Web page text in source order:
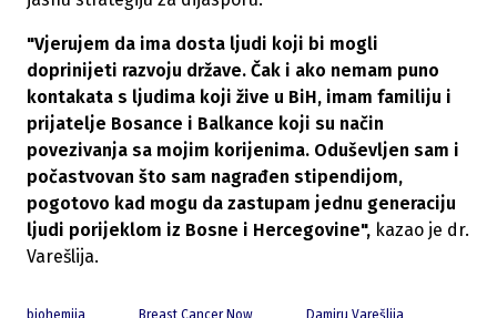
"Vjerujem da ima dosta ljudi koji bi mogli
doprinijeti razvoju države. Čak i ako nemam puno
kontakata s ljudima koji žive u BiH, imam familiju i
prijatelje Bosance i Balkance koji su način
povezivanja sa mojim korijenima. Oduševljen sam i
počastvovan što sam nagrađen stipendijom,
pogotovo kad mogu da zastupam jednu generaciju
ljudi porijeklom iz Bosne i Hercegovine", kazao je dr.
Varešlija.
biohemija Breast Cancer Now Damiru Varešlija